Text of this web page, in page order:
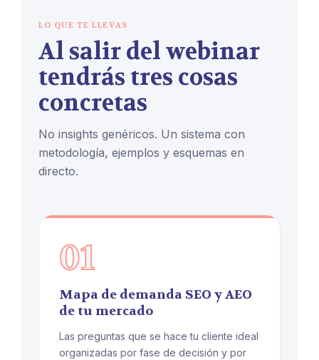
LO QUE TE LLEVAS
Al salir del webinar
tendrás tres cosas
concretas
No insights genéricos. Un sistema con
metodología, ejemplos y esquemas en
directo.
01
Mapa de demanda SEO y AEO
de tu mercado
Las preguntas que se hace tu cliente ideal
organizadas por fase de decisión y por